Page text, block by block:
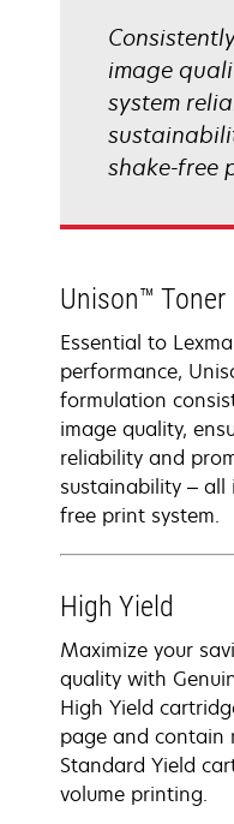
image
system
shake-free
Unison™ Toner
Essential to
performance,
formulation
image quality,
reliability and
sustainability – all
free print system.
High Yield
Maximize your
quality with
High Yield
page and contain
Standard Yield
volume printing.